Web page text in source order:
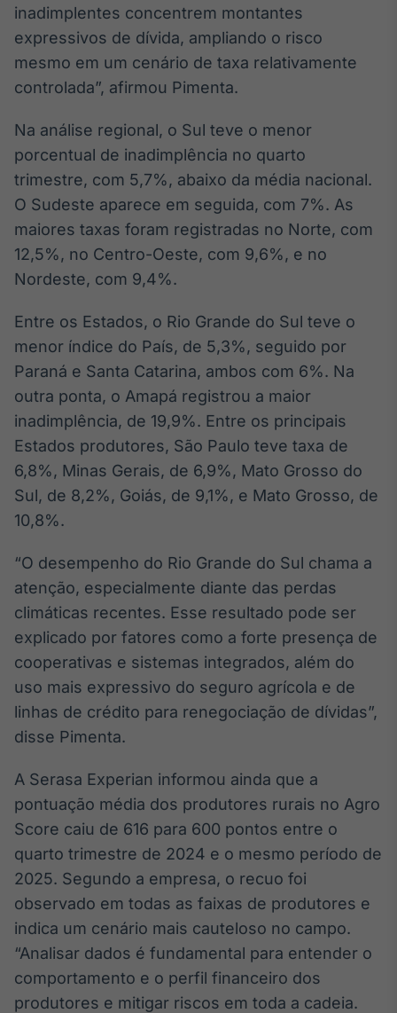
Tokenização
de ativos
Em breve
Crédito
Em breve
inadimplentes concentrem montantes
expressivos de dívida, ampliando o risco
mesmo em um cenário de taxa relativamente
controlada”, afirmou Pimenta.
Na análise regional, o Sul teve o menor
porcentual de inadimplência no quarto
trimestre, com 5,7%, abaixo da média nacional.
O Sudeste aparece em seguida, com 7%. As
maiores taxas foram registradas no Norte, com
12,5%, no Centro-Oeste, com 9,6%, e no
Nordeste, com 9,4%.
Entre os Estados, o Rio Grande do Sul teve o
menor índice do País, de 5,3%, seguido por
Paraná e Santa Catarina, ambos com 6%. Na
outra ponta, o Amapá registrou a maior
inadimplência, de 19,9%. Entre os principais
Estados produtores, São Paulo teve taxa de
6,8%, Minas Gerais, de 6,9%, Mato Grosso do
Sul, de 8,2%, Goiás, de 9,1%, e Mato Grosso, de
10,8%.
“O desempenho do Rio Grande do Sul chama a
atenção, especialmente diante das perdas
climáticas recentes. Esse resultado pode ser
explicado por fatores como a forte presença de
cooperativas e sistemas integrados, além do
uso mais expressivo do seguro agrícola e de
linhas de crédito para renegociação de dívidas”,
disse Pimenta.
A Serasa Experian informou ainda que a
pontuação média dos produtores rurais no Agro
Score caiu de 616 para 600 pontos entre o
quarto trimestre de 2024 e o mesmo período de
2025. Segundo a empresa, o recuo foi
observado em todas as faixas de produtores e
indica um cenário mais cauteloso no campo.
“Analisar dados é fundamental para entender o
comportamento e o perfil financeiro dos
produtores e mitigar riscos em toda a cadeia.